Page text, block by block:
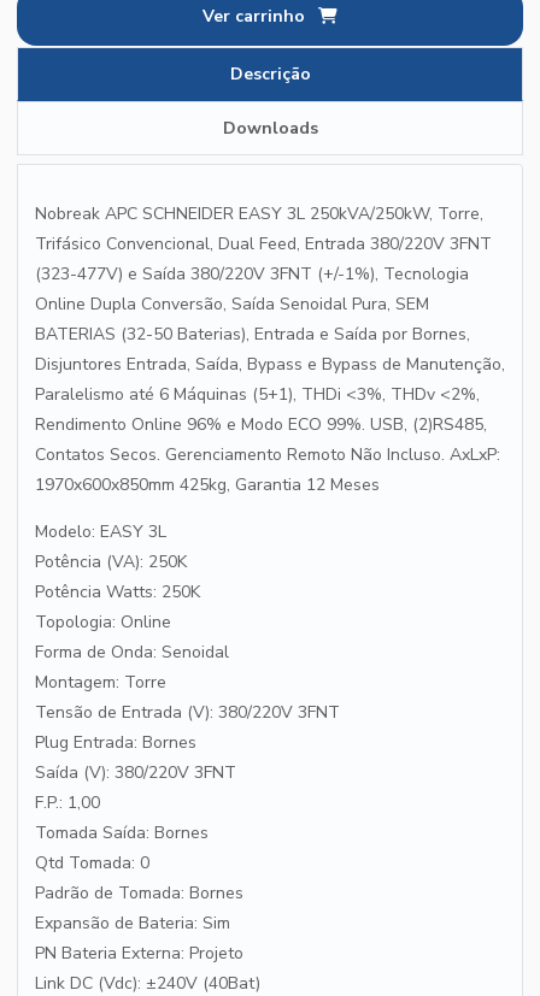
Ver carrinho
Descrição
Downloads
Nobreak APC SCHNEIDER EASY 3L 250kVA/250kW, Torre,
Trifásico Convencional, Dual Feed, Entrada 380/220V 3FNT
(323-477V) e Saída 380/220V 3FNT (+/-1%), Tecnologia
Online Dupla Conversão, Saída Senoidal Pura, SEM
BATERIAS (32-50 Baterias), Entrada e Saída por Bornes,
Disjuntores Entrada, Saída, Bypass e Bypass de Manutenção,
Paralelismo até 6 Máquinas (5+1), THDi <3%, THDv <2%,
Rendimento Online 96% e Modo ECO 99%. USB, (2)RS485,
Contatos Secos. Gerenciamento Remoto Não Incluso. AxLxP:
1970x600x850mm 425kg, Garantia 12 Meses
Modelo: EASY 3L
Potência (VA): 250K
Potência Watts: 250K
Topologia: Online
Forma de Onda: Senoidal
Montagem: Torre
Tensão de Entrada (V): 380/220V 3FNT
Plug Entrada: Bornes
Saída (V): 380/220V 3FNT
F.P.: 1,00
Tomada Saída: Bornes
Qtd Tomada: 0
Padrão de Tomada: Bornes
Expansão de Bateria: Sim
PN Bateria Externa: Projeto
Link DC (Vdc): ±240V (40Bat)